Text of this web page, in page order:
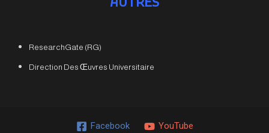
ResearchGate (RG)
Direction Des Œuvres Universitaire
Facebook YouTube